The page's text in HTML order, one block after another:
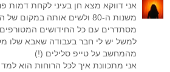
אני דווקא מצא חן בעיני לקחת דמות
משנות ה-80 ולשים אותה
מסתדרים עם כל החידושים המטורפים
למשל יש לי חבר בעבודה שאבא שלו
מהמחשב על טייפ סלילים (!)
אני מתכוונת איך לכל הרוחות הוא